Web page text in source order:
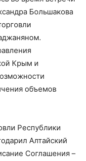
Большакова
Крым и
объемов
Республики
Алтайский
Соглашения –